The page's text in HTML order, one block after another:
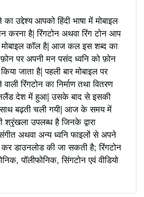
उद्देश्य आपको हिंदी भाषा में मोबाइल
करना है| रिंगटोन अथवा रिंग टोन आप
कॉल है| आज कल इस शब्द का
पर अपनी मन पसंद ध्वनि को फ़ोन
जाता है| पहली बार मोबाइल पर
रिंगटोन का निर्माण तथा वितरण
देश में हुआ| उसके बाद से इसकी
बढ़ती चली गयी| आज के समय में
श्रृंखला उपलब्ध है जिनके द्वारा
अथवा अन्य ध्वनि फाइलों से अपने
डाउनलोड की जा सकती है; रिंगटोन
पॉलीफोनिक, सिंगटोन एवं वीडियो